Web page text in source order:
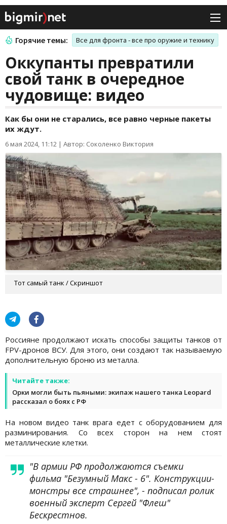
Горячие темы: Все для фронта - все про оружие и технику
Оккупанты превратили
свой танк в очередное
чудовище: видео
Как бы они не старались, все равно черные пакеты
их ждут.
6 мая 2024, 11:12 | Автор: Соколенко Виктория
Тот самый танк / Скриншот
Россияне продолжают искать способы защиты танков от
FPV-дронов ВСУ. Для этого, они создают так называемую
дополнительную броню из металла.
Читайте также:
Орки могли быть пьяными: экипаж нашего танка Leopard
рассказал о боях с РФ
На новом видео танк врага едет с оборудованием для
разминирования. Со всех сторон на нем стоят
металлические клетки.
"В армии РФ продолжаются съемки
фильма "Безумный Макс - 6". Конструкции-
монстры все страшнее", - подписал ролик
военный эксперт Сергей "Флеш"
Бескрестнов.